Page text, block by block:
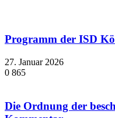
Programm der ISD
27. Januar 2026
0 865
Die Ordnung der